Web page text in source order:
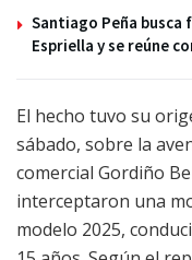
Santiago Peña
Espriella y se reúne
El hecho tuvo su
sábado, sobre la
comercial Gordiño
interceptaron una
modelo 2025,